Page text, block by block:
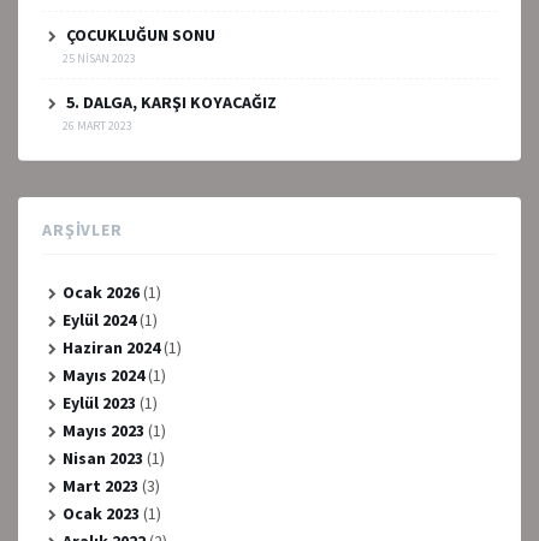
ÇOCUKLUĞUN SONU
25 NISAN 2023
5. DALGA, KARŞI KOYACAĞIZ
26 MART 2023
ARŞIVLER
Ocak 2026(1)
Eylül 2024(1)
Haziran 2024(1)
Mayıs 2024(1)
Eylül 2023 (1)
Mayıs 2023 (1)
Nisan 2023 (1)
Mart 2023 (3)
Ocak 2023 (1)